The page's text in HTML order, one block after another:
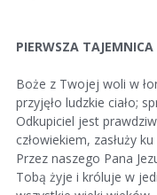
PIERWSZA
Boże z Twojej woli w
przyjęło ludzkie ciało;
Odkupiciel jest
człowiekiem, zasłuży
Przez naszego Pana
Tobą żyje i króluje w